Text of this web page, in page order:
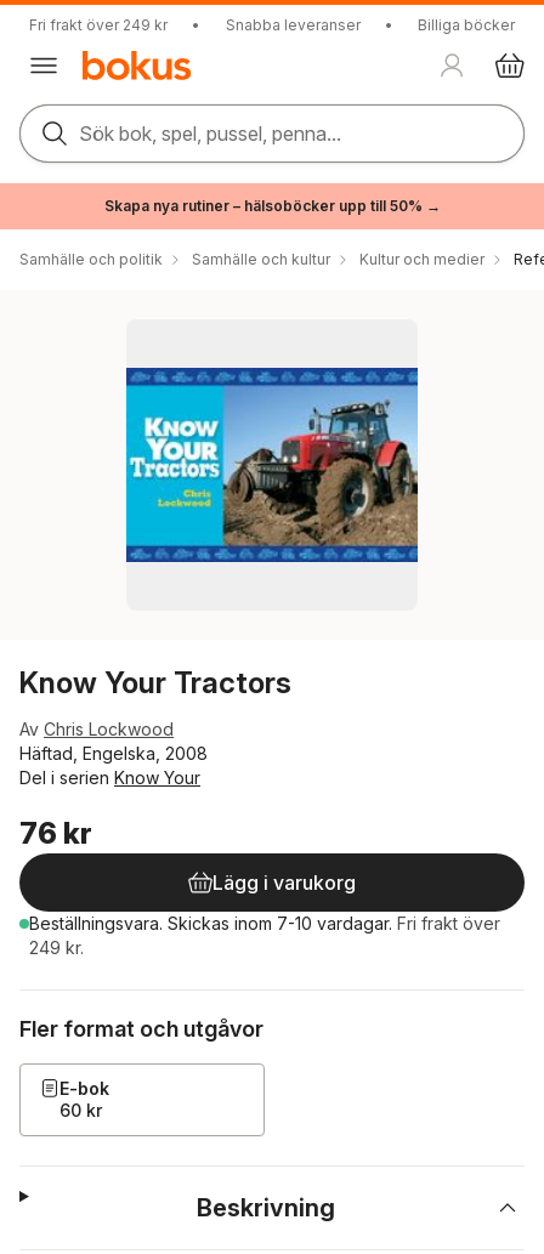
Fri frakt över 249 kr • Snabba leveranser • Billiga böcker
Sök bok, spel, pussel, penna...
Skapa nya rutiner – hälsoböcker upp till 50% →
Samhälle och politik Samhälle och kultur Kultur och medier
Know Your Tractors
Av Chris Lockwood
Häftad, Engelska, 2008
Del i serien Know Your
76 kr
Lägg i varukorg
Beställningsvara. Skickas inom 7-10 vardagar. Fri frakt över
249 kr.
Fler format och utgåvor
E-bok
60 kr
Beskrivning